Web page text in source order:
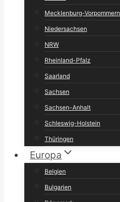
Mecklenburg-Vorpommern
Niedersachsen
NRW
Rheinland-Pfalz
Saarland
Sachsen
Sachsen-Anhalt
Schleswig-Holstein
Thüringen
Europa
Belgien
Bulgarien